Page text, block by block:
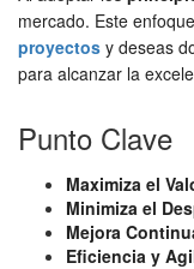
mercado. Este
proyectos y deseas
para alcanzar la
Punto Clave
Maximiza el
Minimiza el
Mejora
Eficiencia y